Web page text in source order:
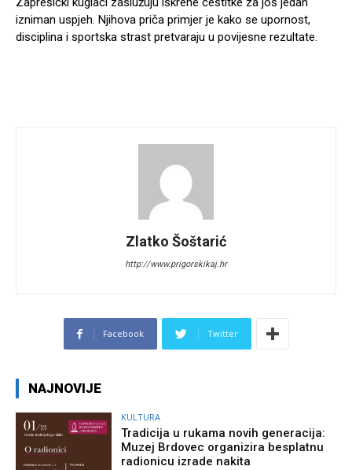
izniman uspjeh. Njihova priča primjer je kako se upornost,
disciplina i sportska strast pretvaraju u povijesne rezultate.
Zlatko Šoštarić
http://www.prigorskikaj.hr
Facebook Twitter
NAJNOVIJE
KULTURA
Tradicija u rukama novih generacija:
Muzej Brdovec organizira besplatnu
radionicu izrade nakita